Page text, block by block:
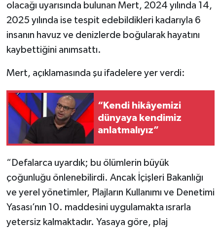
olacağı uyarısında bulunan Mert, 2024 yılında 14,
2025 yılında ise tespit edebildikleri kadarıyla 6
insanın havuz ve denizlerde boğularak hayatını
kaybettiğini anımsattı.
Mert, açıklamasında şu ifadelere yer verdi:
“Kendi hikâyemizi
dünyaya kendimiz
anlatmalıyız”
“Defalarca uyardık; bu ölümlerin büyük
çoğunluğu önlenebilirdi. Ancak İçişleri Bakanlığı
ve yerel yönetimler, Plajların Kullanımı ve Denetimi
Yasası’nın 10. maddesini uygulamakta ısrarla
yetersiz kalmaktadır. Yasaya göre, plaj